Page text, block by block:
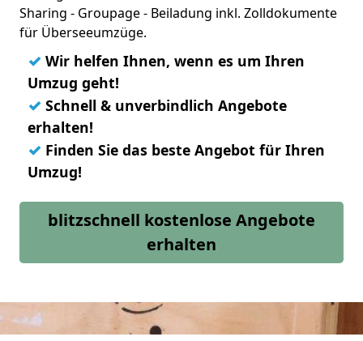
Sharing - Groupage - Beiladung inkl. Zolldokumente
für Überseeumzüge.
✓ Wir helfen Ihnen, wenn es um Ihren
Umzug geht!
✓ Schnell & unverbindlich Angebote
erhalten!
✓ Finden Sie das beste Angebot für Ihren
Umzug!
blitzschnell kostenlose Angebote
erhalten